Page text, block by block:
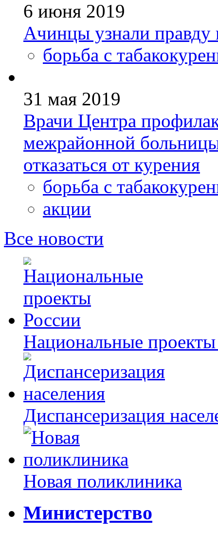
6 июня 2019
Ачинцы узнали правду
борьба с
31 мая 2019
Врачи Центра
межрайонной
отказаться от курения
борьба с
акции
Все новости
Национальные
Диспансеризация
Новая поликлиника
Министерство